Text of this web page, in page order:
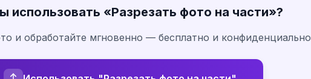
использовать «Разрезать фото на части»?
и обработайте мгновенно — бесплатно и конфиденциально